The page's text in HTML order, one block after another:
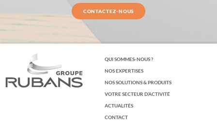
CONTACTEZ-NOUS
QUI SOMMES-NOUS ?
NOS EXPERTISES
NOS SOLUTIONS & PRODUITS
VOTRE SECTEUR D’ACTIVITÉ
ACTUALITÉS
CONTACT